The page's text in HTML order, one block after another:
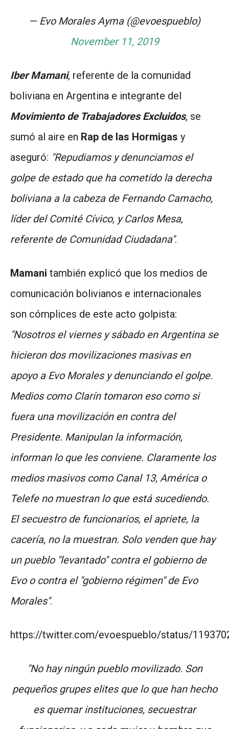
— Evo Morales Ayma (@evoespueblo)
November 11, 2019
Iber Mamani, referente de la comunidad
boliviana en Argentina e integrante del
Movimiento de Trabajadores Excluidos, se
sumó al aire en Rap de las Hormigas y
aseguró: "Repudiamos y denunciamos el
golpe de estado que ha cometido la derecha
boliviana a la cabeza de Fernando Camacho,
líder del Comité Cívico, y Carlos Mesa,
referente de Comunidad Ciudadana".
Mamani también explicó que los medios de
comunicación bolivianos e internacionales
son cómplices de este acto golpista:
"Nosotros el viernes y sábado en Argentina se
hicieron dos movilizaciones masivas en
apoyo a Evo Morales y denunciando el golpe.
Medios como Clarín tomaron eso como si
fuera una movilización en contra del
Presidente. Manipulan la información,
informan lo que les conviene. Claramente los
medios masivos como Canal 13, América o
Telefe no muestran lo que está sucediendo.
El secuestro de funcionarios, el apriete, la
cacería, no la muestran. Solo venden que hay
un pueblo "levantado" contra el gobierno de
Evo o contra el "gobierno régimen" de Evo
Morales".
https://twitter.com/evoespueblo/status/
"No hay ningún pueblo movilizado. Son
pequeños grupes elites que lo que han hecho
es quemar instituciones, secuestrar